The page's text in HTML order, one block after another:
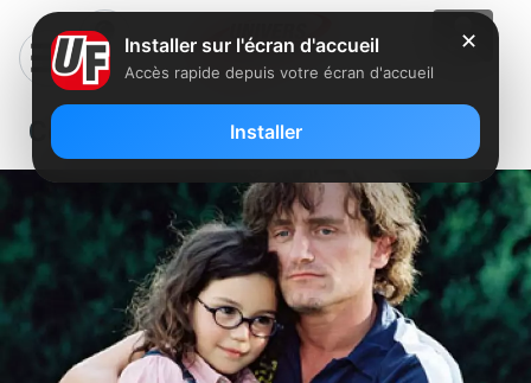
Ce mercredi sur FreeboxTV
✕
Installer sur l'écran d'accueil
Accès rapide depuis votre écran d'accueil
Installer